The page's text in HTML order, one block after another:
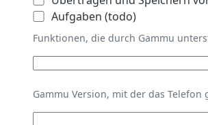
Aufgaben (todo)
Funktionen, die durch Gammu
Gammu Version, mit der das Telefon